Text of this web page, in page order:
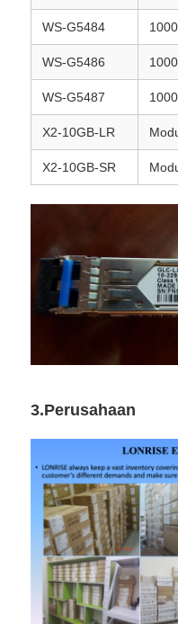
WS-G5484
WS-G5486
WS-G5487
X2-10GB-LR
X2-10GB-SR
3.Perusahaan